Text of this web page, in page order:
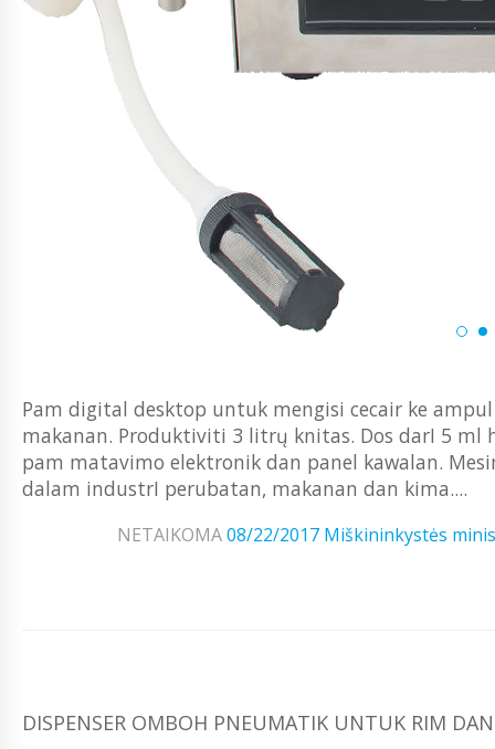
Pam digital desktop untuk mengisi cecair ke
makanan. Produktiviti 3 litrų knitas. Dos darI 5 ml
pam matavimo elektronik dan panel kawalan.
dalam industrI perubatan, makanan dan kima....
NETAIKOMA08/22/2017 Miškininkystės
DISPENSER OMBOH PNEUMATIK UNTUK RIM